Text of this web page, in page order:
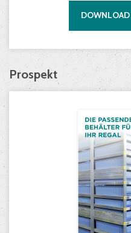
DOWNLOAD
Prospekt